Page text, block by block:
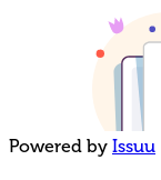
Powered by Issuu